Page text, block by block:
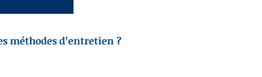
méthodes d’entretien ?